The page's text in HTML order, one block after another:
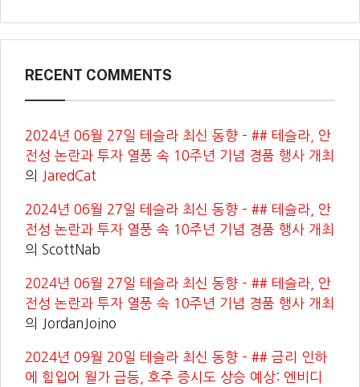
RECENT COMMENTS
2024년 06월 27일 테슬라 최신 동향 – ## 테슬라, 안
전성 논란과 투자 열풍 속 10주년 기념 경품 행사 개최
의
JaredCat
2024년 06월 27일 테슬라 최신 동향 – ## 테슬라, 안
전성 논란과 투자 열풍 속 10주년 기념 경품 행사 개최
의 ScottNab
2024년 06월 27일 테슬라 최신 동향 – ## 테슬라, 안
전성 논란과 투자 열풍 속 10주년 기념 경품 행사 개최
의
JordanJoino
2024년 09월 20일 테슬라 최신 동향 – ## 금리 인하
에 힘입어 월가 급등, 호주 증시도 상승 예상: 엔비디